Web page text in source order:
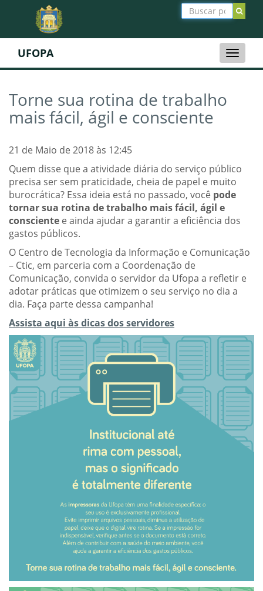
Toggle
UFOPA
Torne sua rotina de trabalho
mais fácil, ágil e consciente
21 de Maio de 2018 às 12:45
Quem disse que a atividade diária do serviço público
precisa ser sem praticidade, cheia de papel e muito
burocrática? Essa ideia está no passado, você pode
tornar sua rotina de trabalho mais fácil, ágil e
consciente e ainda ajudar a garantir a eficiência dos
gastos públicos.
O Centro de Tecnologia da Informação e Comunicação
– Ctic, em parceria com a Coordenação de
Comunicação, convida o servidor da Ufopa a refletir e
adotar práticas que otimizem o seu serviço no dia a
dia. Faça parte dessa campanha!
Assista aqui às dicas dos servidores